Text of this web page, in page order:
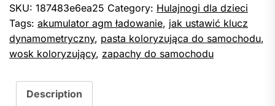
SKU: 187483e6ea25 Category: Hulajnogi dla dzieci
Tags: akumulator agm ładowanie, jak ustawić klucz
dynamometryczny, pasta koloryzująca do samochodu,
wosk koloryzujący, zapachy do samochodu
Description